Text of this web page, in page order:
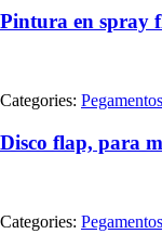
Pintura en spray
Categories: Pegamentos
Disco flap, para
Categories: Pegamentos